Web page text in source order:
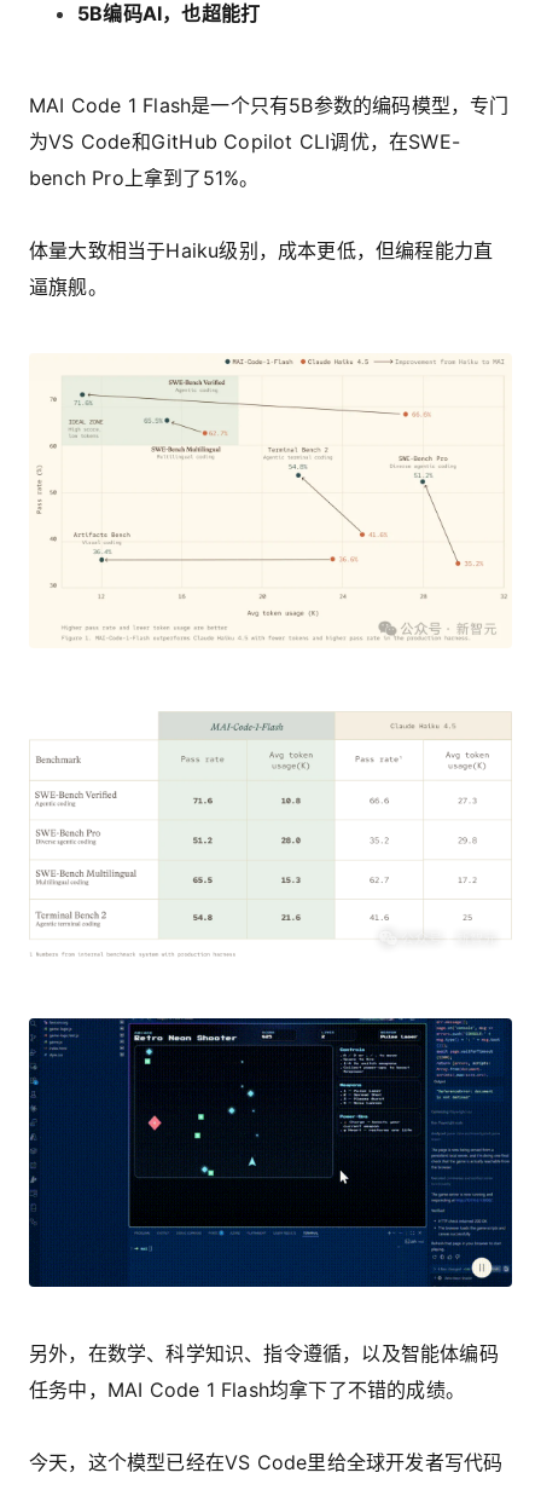
5B编码AI，也超能打
MAI Code 1 Flash是一个只有5B参数的编码模型，专门
为VS Code和GitHub Copilot CLI调优，在SWE-
bench Pro上拿到了51%。
体量大致相当于Haiku级别，成本更低，但编程能力直
逼旗舰。
另外，在数学、科学知识、指令遵循，以及智能体编码
任务中，MAI Code 1 Flash均拿下了不错的成绩。
今天，这个模型已经在VS Code里给全球开发者写代码